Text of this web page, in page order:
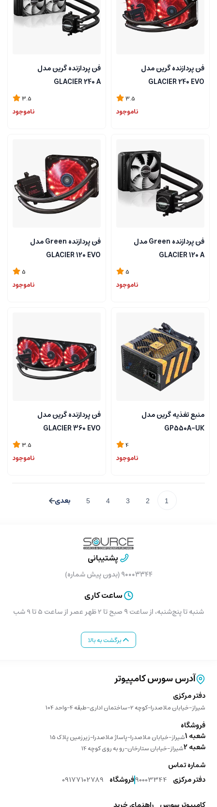
فن پردازنده گرین مدل
GLACIER 240 EVO
3.5
ناموجود
فن پردازنده گرین مدل
GLACIER 240 A
3.5
ناموجود
فن پردازنده Green مدل
GLACIER 120 A
5
ناموجود
فن پردازنده Green مدل
GLACIER 120 EVO
5
ناموجود
منبع تغذیه گرین مدل
GP550A-UK
ناموجود
فن پردازنده گرین مدل
GLACIER 360 EVO
3.5
ناموجود
2
3
4
5
پشتیبانی
۹۰۰۰۳۳۴۴ (بدون پیش شماره)
ساعت کاری
شنبه تا پنج‌شنبه، از ساعت ۹ صبح تا 2 ظهر عصر از ساعت 5 تا 9 شب
برگشت به بالا
آدرس سورس کامپیوتر
دفتر مرکزی
شیراز-خیابان ملاصدرا-کوچه 2-ساختمان اداری-طبقه 4-واحد 104
فروشگاه
شعبه 1 شیراز-خیابان ملاصدرا-پاساژ ملاصدرا-زیرزمین پلاک 15
شعبه 2 شیراز-خیابان ستارخان-رو به روی کوچه 14
شماره تماس
دفتر مرکزی
90003344فروشگاه 09177102789